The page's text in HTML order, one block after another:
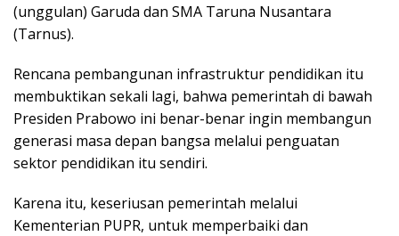
(unggulan) Garuda dan SMA Taruna Nusantara
(Tarnus).
Rencana pembangunan infrastruktur pendidikan itu
membuktikan sekali lagi, bahwa pemerintah di bawah
Presiden Prabowo ini benar-benar ingin membangun
generasi masa depan bangsa melalui penguatan
sektor pendidikan itu sendiri.
Karena itu, keseriusan pemerintah melalui
Kementerian PUPR, untuk memperbaiki dan